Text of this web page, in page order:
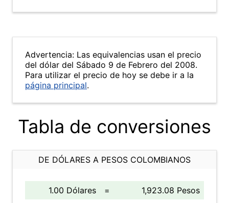
Advertencia: Las equivalencias usan el precio
del dólar del Sábado 9 de Febrero del 2008.
Para utilizar el precio de hoy se debe ir a la
página principal.
Tabla de conversiones
DE DÓLARES A PESOS COLOMBIANOS
1.00 Dólares =
1,923.08 Pesos